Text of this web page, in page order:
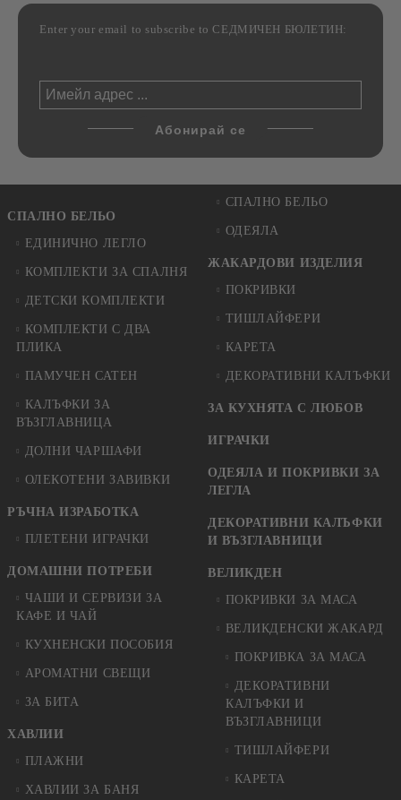
Enter your email to subscribe to СЕДМИЧЕН БЮЛЕТИН:
СПАЛНО БЕЛЬО
ЕДИНИЧНО ЛЕГЛО
КОМПЛЕКТИ ЗА СПАЛНЯ
ДЕТСКИ КОМПЛЕКТИ
КОМПЛЕКТИ С ДВА
ПЛИКА
ПАМУЧЕН САТЕН
КАЛЪФКИ ЗА
ВЪЗГЛАВНИЦА
ДОЛНИ ЧАРШАФИ
ОЛЕКОТЕНИ ЗАВИВКИ
РЪЧНА ИЗРАБОТКА
ПЛЕТЕНИ ИГРАЧКИ
ДОМАШНИ ПОТРЕБИ
ЧАШИ И СЕРВИЗИ ЗА
КАФЕ И ЧАЙ
КУХНЕНСКИ ПОСОБИЯ
АРОМАТНИ СВЕЩИ
ЗА БИТА
ХАВЛИИ
ПЛАЖНИ
ХАВЛИИ ЗА БАНЯ
СПАЛНО БЕЛЬО
ОДЕЯЛА
ЖАКАРДОВИ ИЗДЕЛИЯ
ПОКРИВКИ
ТИШЛАЙФЕРИ
КАРЕТА
ДЕКОРАТИВНИ КАЛЪФКИ
ЗА КУХНЯТА С ЛЮБОВ
ИГРАЧКИ
ОДЕЯЛА И ПОКРИВКИ ЗА
ЛЕГЛА
ДЕКОРАТИВНИ КАЛЪФКИ
И ВЪЗГЛАВНИЦИ
ВЕЛИКДЕН
ПОКРИВКИ ЗА МАСА
ВЕЛИКДЕНСКИ ЖАКАРД
ПОКРИВКА ЗА МАСА
ДЕКОРАТИВНИ
КАЛЪФКИ И
ВЪЗГЛАВНИЦИ
ТИШЛАЙФЕРИ
КАРЕТА